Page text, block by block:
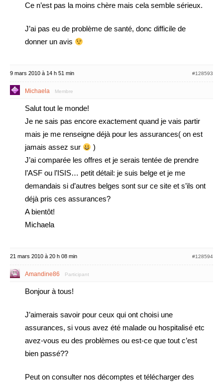
Ce n’est pas la moins chère mais cela semble sérieux.
J’ai pas eu de problème de santé, donc difficile de
donner un avis
9 mars 2010 à 14 h 51 min #128593
Michaela Membre
Salut tout le monde!
Je ne sais pas encore exactement quand je vais partir
mais je me renseigne déjà pour les assurances( on est
jamais assez sur
)
J’ai comparée les offres et je serais tentée de prendre
l’ASF ou l’ISIS… petit détail: je suis belge et je me
demandais si d’autres belges sont sur ce site et s’ils ont
déjà pris ces assurances?
A bientôt!
Michaela
21 mars 2010 à 20 h 08 min #128594
Amandine86 Participant
Bonjour à tous!
J’aimerais savoir pour ceux qui ont choisi une
assurances, si vous avez été malade ou hospitalisé etc
avez-vous eu des problèmes ou est-ce que tout c’est
bien passé??
Peut on consulter nos décomptes et télécharger des